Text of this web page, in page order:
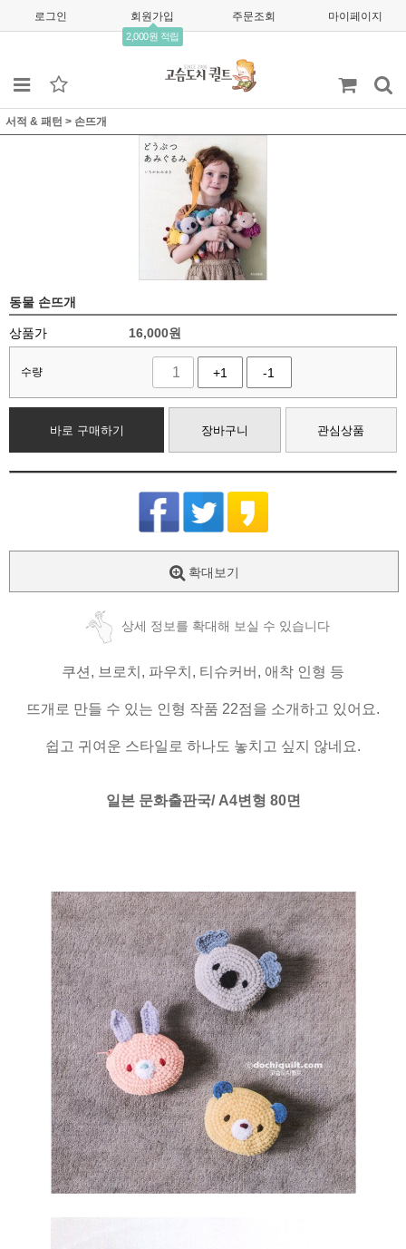
로그인 회원가입
2,000원 적립
주문조회 마이페이지
서적 & 패턴 > 손뜨개
동물 손뜨개
상품가 16,000원
수량 +1 -1
바로 구매하기 장바구니 관심상품
확대보기
상세 정보를 확대해 보실 수 있습니다
쿠션, 브로치, 파우치, 티슈커버, 애착 인형 등
뜨개로 만들 수 있는 인형 작품 22점을 소개하고 있어요.
쉽고 귀여운 스타일로 하나도 놓치고 싶지 않네요.
일본 문화출판국/ A4변형 80면